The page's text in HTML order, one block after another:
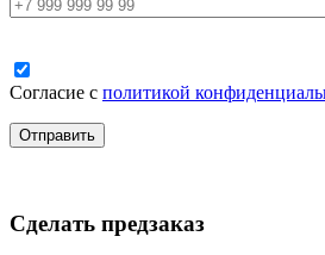
Согласие с политикой
Сделать предзаказ